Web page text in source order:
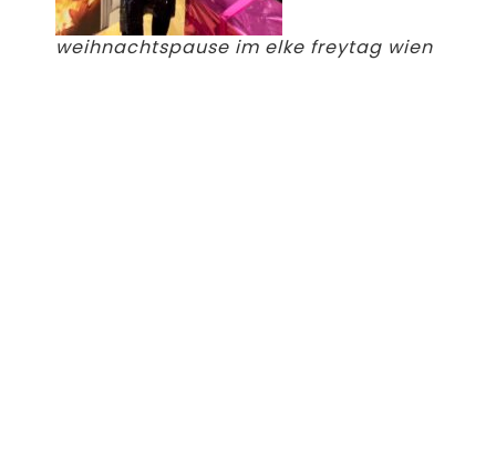
weihnachtspause im elke freytag wien